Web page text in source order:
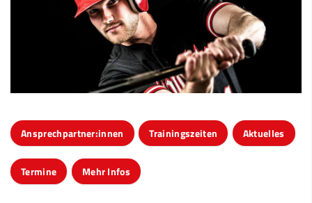
Ansprechpartner:innen Trainingszeiten Aktuelles
Termine Mehr Infos